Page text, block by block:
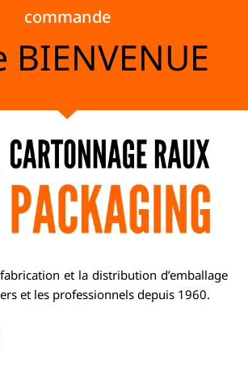
commande
BIENVENUE
et la distribution d’emballage
et les professionnels depuis 1960.